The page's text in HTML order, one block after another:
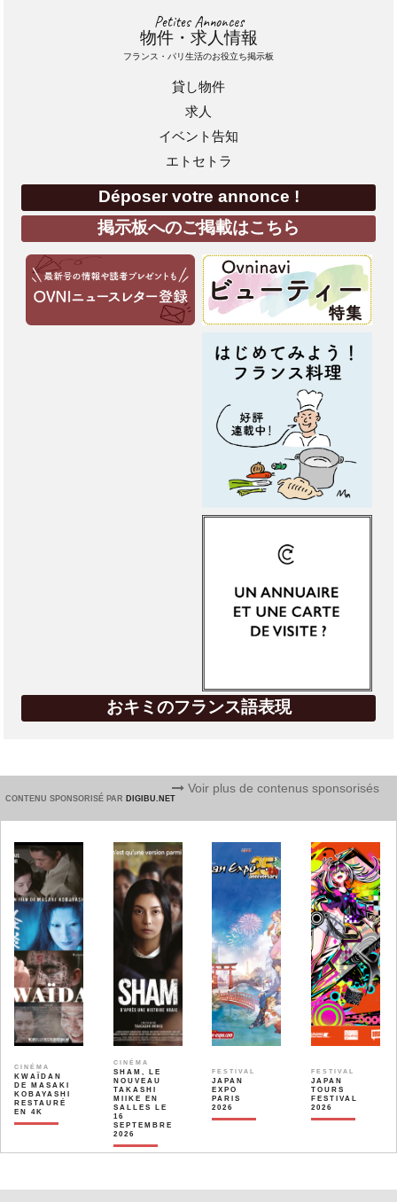
Petites Annonces
物件・求人情報
フランス・パリ生活のお役立ち掲示板
貸し物件
求人
イベント告知
エトセトラ
Déposer votre annonce !
掲示板へのご掲載はこちら
おキミのフランス語表現
CONTENU SPONSORISÉ PAR DIGIBU.NET
Voir plus de contenus sponsorisés
CINÉMA
KWAÏDAN
DE MASAKI
KOBAYASHI
RESTAURÉ
EN 4K
CINÉMA
SHAM, LE
NOUVEAU
TAKASHI
MIIKE EN
SALLES LE
16
SEPTEMBRE
2026
FESTIVAL
JAPAN
EXPO
PARIS
2026
FESTIVAL
JAPAN
TOURS
FESTIVAL
2026